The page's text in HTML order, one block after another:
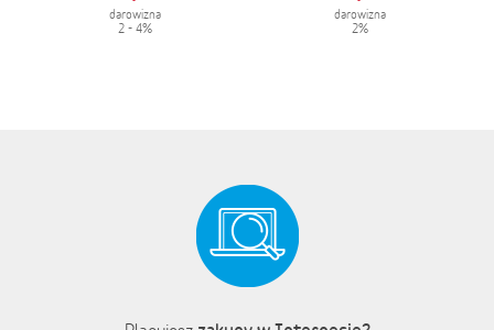
darowizna
2 - 4%
darowizna
2%